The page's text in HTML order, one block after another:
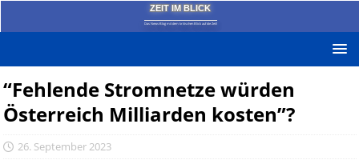
ZEIT IM BLICK
Das News-Blog mit dem kritischen Blick auf die Zeit!
“Fehlende Stromnetze würden
Österreich Milliarden kosten”?
26. September 2023